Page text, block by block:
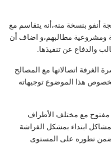
أنفو بنسخة منه،أنه يتقاسم مع
ومشروعية مطالبهم،و اضاف أن
والدفاع عن تنفيذها.
اتصالاتها مع المصالح
هذا الموضوع توجيهاته
مفتوح مع مختلف الأطراف
ابتداء بمشكل الفراشة
تطوره على المستوى